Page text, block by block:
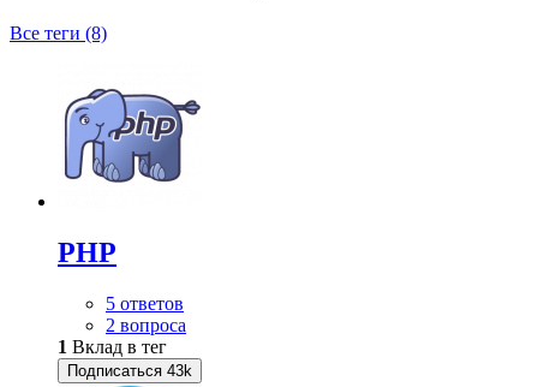
Все теги (8)
PHP
5 ответов
2 вопроса
1 Вклад в тег
Подписаться 43k